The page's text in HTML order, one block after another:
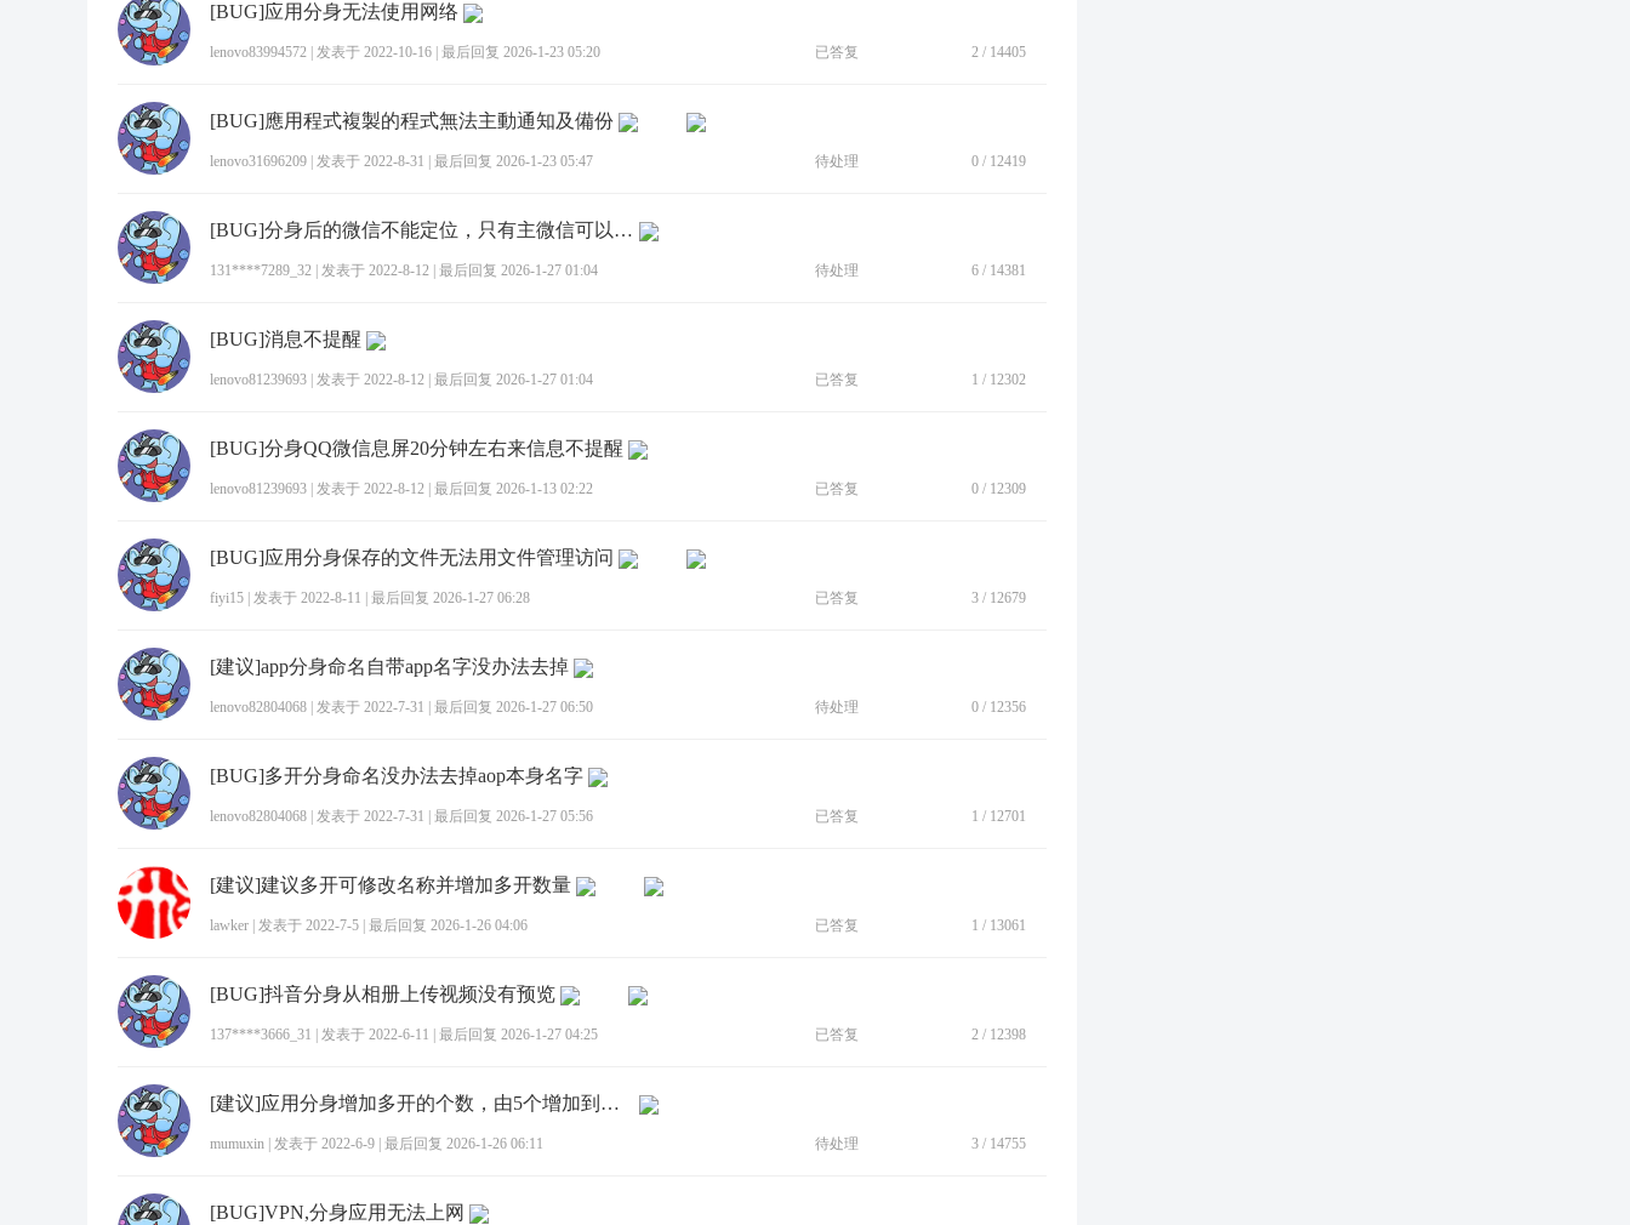
[BUG]应用分身无法使用网络
lenovo83994572 发表于 2022-10-16 最后回复 2026-1-23 05:20 已答复 2 / 14405
[BUG]應用程式複製的程式無法主動通知及備份
lenovo31696209 发表于 2022-8-31 最后回复 2026-1-23 05:47 待处理 0 / 12419
[BUG]分身后的微信不能定位，只有主微信可以定位，请修复解决。
131****7289_32 发表于 2022-8-12 最后回复 2026-1-27 01:04 待处理 6 / 14381
[BUG]消息不提醒
lenovo81239693 发表于 2022-8-12 最后回复 2026-1-27 01:04 已答复 1 / 12302
[BUG]分身QQ微信息屏20分钟左右来信息不提醒
lenovo81239693 发表于 2022-8-12 最后回复 2026-1-13 02:22 已答复 0 / 12309
[BUG]应用分身保存的文件无法用文件管理访问
fiyi15 发表于 2022-8-11 最后回复 2026-1-27 06:28 已答复 3 / 12679
[建议]app分身命名自带app名字没办法去掉
lenovo82804068 发表于 2022-7-31 最后回复 2026-1-27 06:50 待处理 0 / 12356
[BUG]多开分身命名没办法去掉aop本身名字
lenovo82804068 发表于 2022-7-31 最后回复 2026-1-27 05:56 已答复 1 / 12701
[建议]建议多开可修改名称并增加多开数量
lawker 发表于 2022-7-5 最后回复 2026-1-26 04:06 已答复 1 / 13061
[BUG]抖音分身从相册上传视频没有预览
137****3666_31 发表于 2022-6-11 最后回复 2026-1-27 04:25 已答复 2 / 12398
[建议]应用分身增加多开的个数，由5个增加到用户自己设定
mumuxin 发表于 2022-6-9 最后回复 2026-1-26 06:11 待处理 3 / 14755
[BUG]VPN,分身应用无法上网